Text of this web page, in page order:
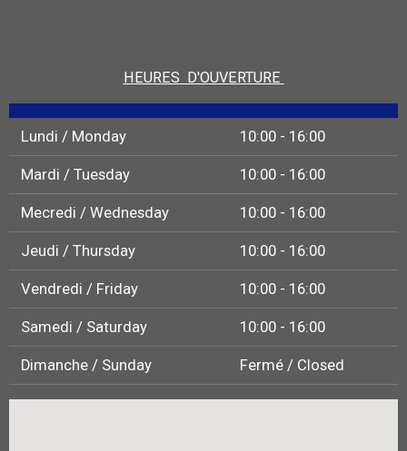
HEURES D'OUVERTURE
Lundi / Monday 10:00 - 16:00
Mardi / Tuesday 10:00 - 16:00
Mecredi / Wednesday 10:00 - 16:00
Jeudi / Thursday 10:00 - 16:00
Vendredi / Friday 10:00 - 16:00
Samedi / Saturday 10:00 - 16:00
Dimanche / Sunday Fermé / Closed